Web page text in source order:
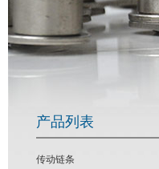
产品列表
传动链条